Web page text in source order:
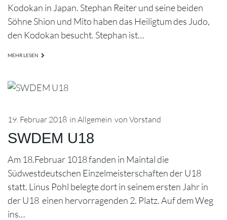
Kodokan in Japan. Stephan Reiter und seine beiden
Söhne Shion und Mito haben das Heiligtum des Judo,
den Kodokan besucht. Stephan ist…
MEHR LESEN
19. Februar 2018 in Allgemein von Vorstand
SWDEM U18
Am 18.Februar 1018 fanden in Maintal die
Südwestdeutschen Einzelmeisterschaften der U18
statt. Linus Pohl belegte dort in seinem ersten Jahr in
der U18 einen hervorragenden 2. Platz. Auf dem Weg
ins…